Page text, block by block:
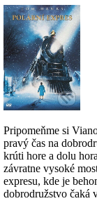
Pripomeňme si
pravý čas na
krúti hore a dolu
závratne vysoké
expresu, kde je
dobrodružstvo čaká